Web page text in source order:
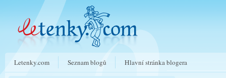
Letenky.com Seznam blogů Hlavní stránka blogera